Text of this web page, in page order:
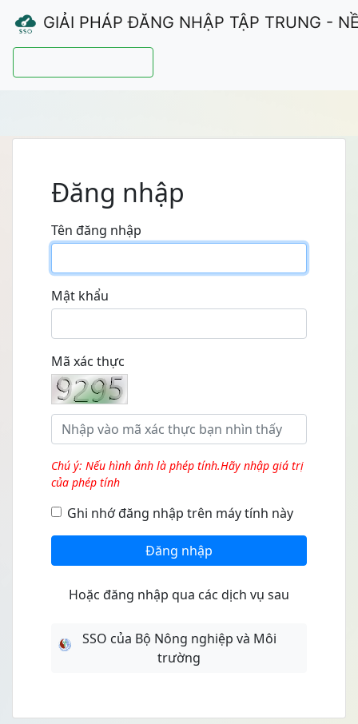
GIẢI PHÁP ĐĂNG NHẬP TẬP TRUNG -
Đăng nhập
Tên đăng nhập
Mật khẩu
Mã xác thực
Chú ý: Nếu hình ảnh là phép tính.Hãy nhập giá trị
của phép tính
Ghi nhớ đăng nhập trên máy tính này
Đăng nhập
Hoặc đăng nhập qua các dịch vụ sau
SSO của Bộ Nông nghiệp và Môi
trường